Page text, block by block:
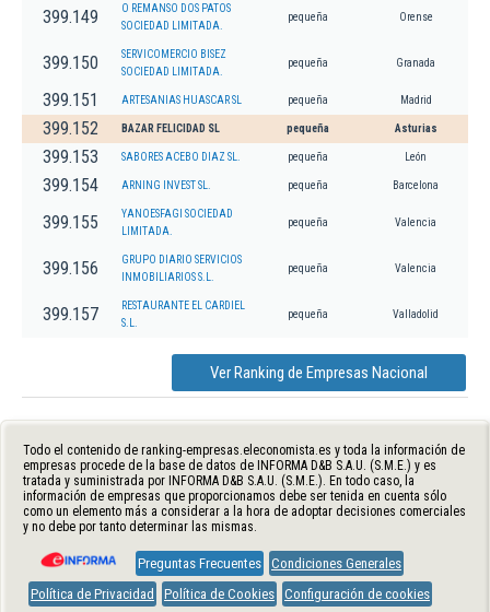
399.149
O REMANSO DOS PATOS
SOCIEDAD LIMITADA.
pequeña Orense
399.150
SERVICOMERCIO BISEZ
SOCIEDAD LIMITADA.
pequeña Granada
399.151 ARTESANIAS HUASCAR SL pequeña Madrid
399.152 BAZAR FELICIDAD SL pequeña Asturias
399.153 SABORES ACEBO DIAZ SL. pequeña León
399.154 ARNING INVEST SL. pequeña Barcelona
399.155
YANOESFAGI SOCIEDAD
LIMITADA.
pequeña Valencia
399.156
GRUPO DIARIO SERVICIOS
INMOBILIARIOS S.L.
pequeña Valencia
399.157
RESTAURANTE EL CARDIEL
S.L.
pequeña Valladolid
Ver Ranking de Empresas Nacional
Todo el contenido de ranking-empresas.eleconomista.es y toda la información de
empresas procede de la base de datos de INFORMA D&B S.A.U. (S.M.E.) y es
tratada y suministrada por INFORMA D&B S.A.U. (S.M.E.). En todo caso, la
información de empresas que proporcionamos debe ser tenida en cuenta sólo
como un elemento más a considerar a la hora de adoptar decisiones comerciales
y no debe por tanto determinar las mismas.
Preguntas Frecuentes Condiciones Generales
Política de Privacidad
Política de Cookies Configuración de cookies